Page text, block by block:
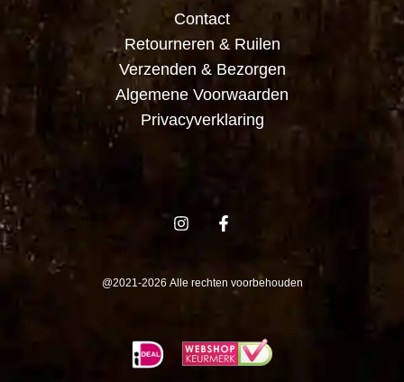
Contact
Retourneren & Ruilen
Verzenden & Bezorgen
Algemene Voorwaarden
Privacyverklaring
@2021-2026 Alle rechten voorbehouden